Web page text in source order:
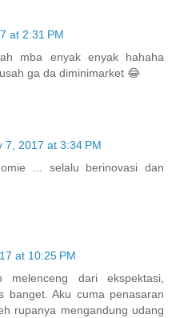
at 2:31 PM
mba enyak enyak hahaha
ga da diminimarket 😂
7, 2017 at 3:34 PM
... selalu berinovasi dan
at 10:25 PM
dari ekspektasi,
banget. Aku cuma penasaran
rupanya mengandung udang